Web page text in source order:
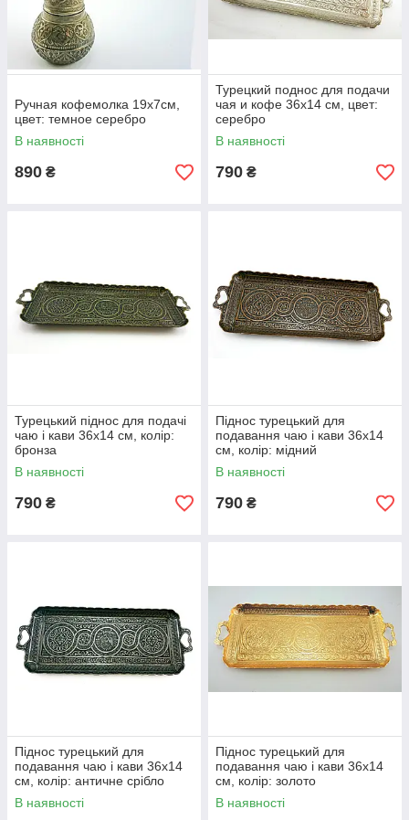
Ручная кофемолка 19х7см,
цвет: темное серебро
В наявності
890 ₴
Турецкий поднос для подачи
чая и кофе 36х14 см, цвет:
серебро
В наявності
790 ₴
Турецький піднос для подачі
чаю і кави 36х14 см, колір:
бронза
В наявності
790 ₴
Піднос турецький для
подавання чаю і кави 36х14
см, колір: мідний
В наявності
790 ₴
Піднос турецький для
подавання чаю і кави 36х14
см, колір: античне срібло
В наявності
Піднос турецький для
подавання чаю і кави 36х14
см, колір: золото
В наявності